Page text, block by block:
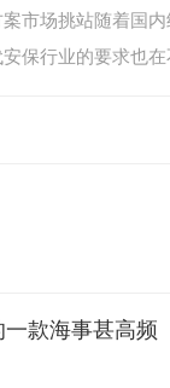
个角
市场挑站随着国
保行业的要求也
下问题：（1）无
款海事甚高频